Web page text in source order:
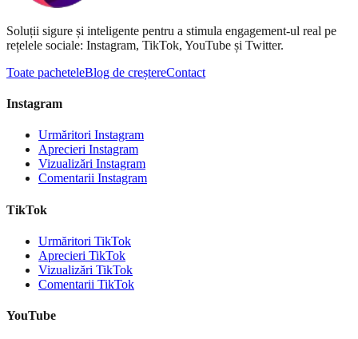
Soluții sigure și inteligente pentru a stimula engagement-ul real pe
rețelele sociale: Instagram, TikTok, YouTube și Twitter.
Toate pacheteleBlog de creștereContact
Instagram
Urmăritori Instagram
Aprecieri Instagram
Vizualizări Instagram
Comentarii Instagram
TikTok
Urmăritori TikTok
Aprecieri TikTok
Vizualizări TikTok
Comentarii TikTok
YouTube